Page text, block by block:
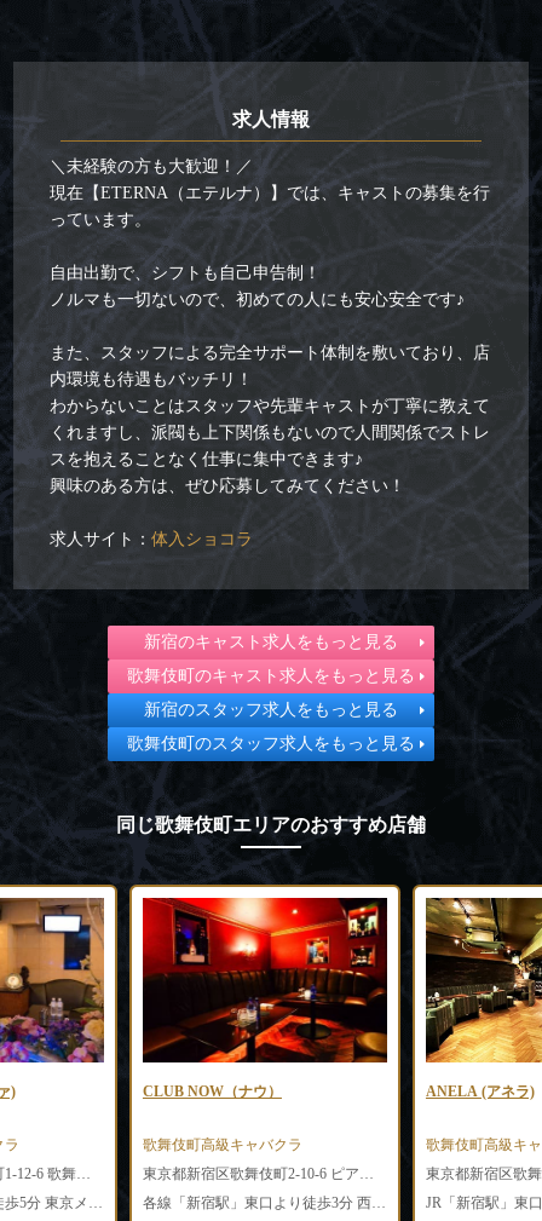
求人情報
＼未経験の方も大歓迎！／
現在【ETERNA（エテルナ）】では、キャストの募集を行
っています。
自由出勤で、シフトも自己申告制！
ノルマも一切ないので、初めての人にも安心安全です♪
また、スタッフによる完全サポート体制を敷いており、店
内環境も待遇もバッチリ！
わからないことはスタッフや先輩キャストが丁寧に教えて
くれますし、派閥も上下関係もないので人間関係でストレ
スを抱えることなく仕事に集中できます♪
興味のある方は、ぜひ応募してみてください！
求人サイト：体入ショコラ
新宿のキャスト求人をもっと見る
歌舞伎町のキャスト求人をもっと見る
新宿のスタッフ求人をもっと見る
歌舞伎町のスタッフ求人をもっと見る
同じ歌舞伎町エリアのおすすめ店舗
)
ラ
東京都新宿区歌舞伎町1-12-6 歌舞伎町ビル4階FG室
CLUB NOW（ナウ）
歌舞伎町高級キャバクラ
各線「新宿駅」東口より徒歩3分 西武新宿線「西武新宿駅」より徒歩3分
ANELA (アネラ)
歌舞伎町高級キ